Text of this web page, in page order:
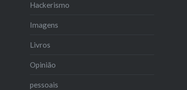
Hackerismo
Imagens
Livros
Opinião
pessoais